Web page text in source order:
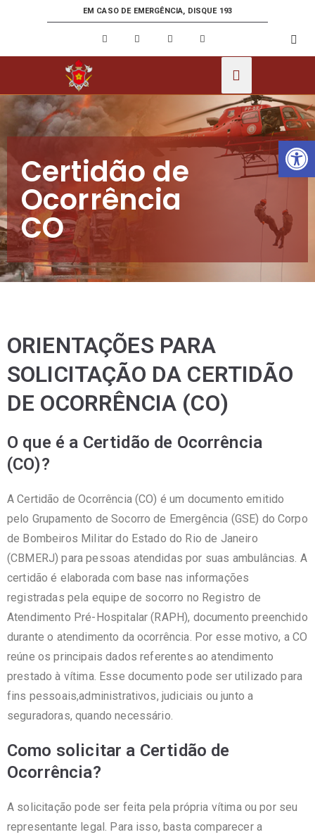
EM CASO DE EMERGÊNCIA, DISQUE 193
Certidão de
Ocorrência
CO
ORIENTAÇÕES PARA
SOLICITAÇÃO DA CERTIDÃO
DE OCORRÊNCIA (CO)
O que é a Certidão de Ocorrência
(CO)?
A Certidão de Ocorrência (CO) é um documento emitido
pelo Grupamento de Socorro de Emergência (GSE) do Corpo
de Bombeiros Militar do Estado do Rio de Janeiro
(CBMERJ) para pessoas atendidas por suas ambulâncias. A
certidão é elaborada com base nas informações
registradas pela equipe de socorro no Registro de
Atendimento Pré-Hospitalar (RAPH), documento preenchido
durante o atendimento da ocorrência. Por esse motivo, a CO
reúne os principais dados referentes ao atendimento
prestado à vítima. Esse documento pode ser utilizado para
fins pessoais,administrativos, judiciais ou junto a
seguradoras, quando necessário.
Como solicitar a Certidão de
Ocorrência?
A solicitação pode ser feita pela própria vítima ou por seu
representante legal. Para isso, basta comparecer a